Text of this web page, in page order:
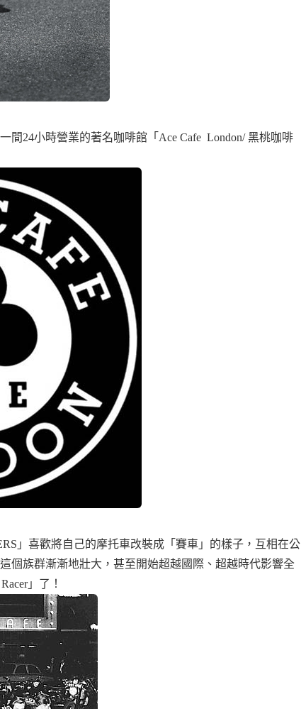
24小時營業的著名咖啡館「Ace Cafe London/ 黑桃咖啡
」喜歡將自己的摩托車改裝成「賽車」的樣子，互相在公
個族群漸漸地壯大，甚至開始超越國際、超越時代影響全
」了！